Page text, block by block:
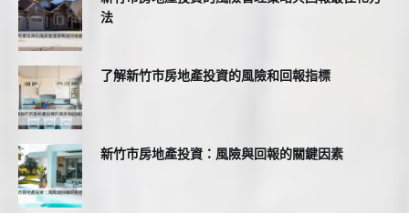
法
了解新竹市房地產投資的風險和回報指標
新竹市房地產投資：風險與回報的關鍵因素